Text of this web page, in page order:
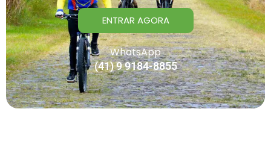
ENTRAR AGORA
WhatsApp
(41) 9 9184-8855